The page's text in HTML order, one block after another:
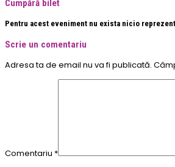
Cumpără bilet
Pentru acest eveniment nu exista nicio
Scrie un comentariu
Adresa ta de email nu va fi publicată.
Comentariu *